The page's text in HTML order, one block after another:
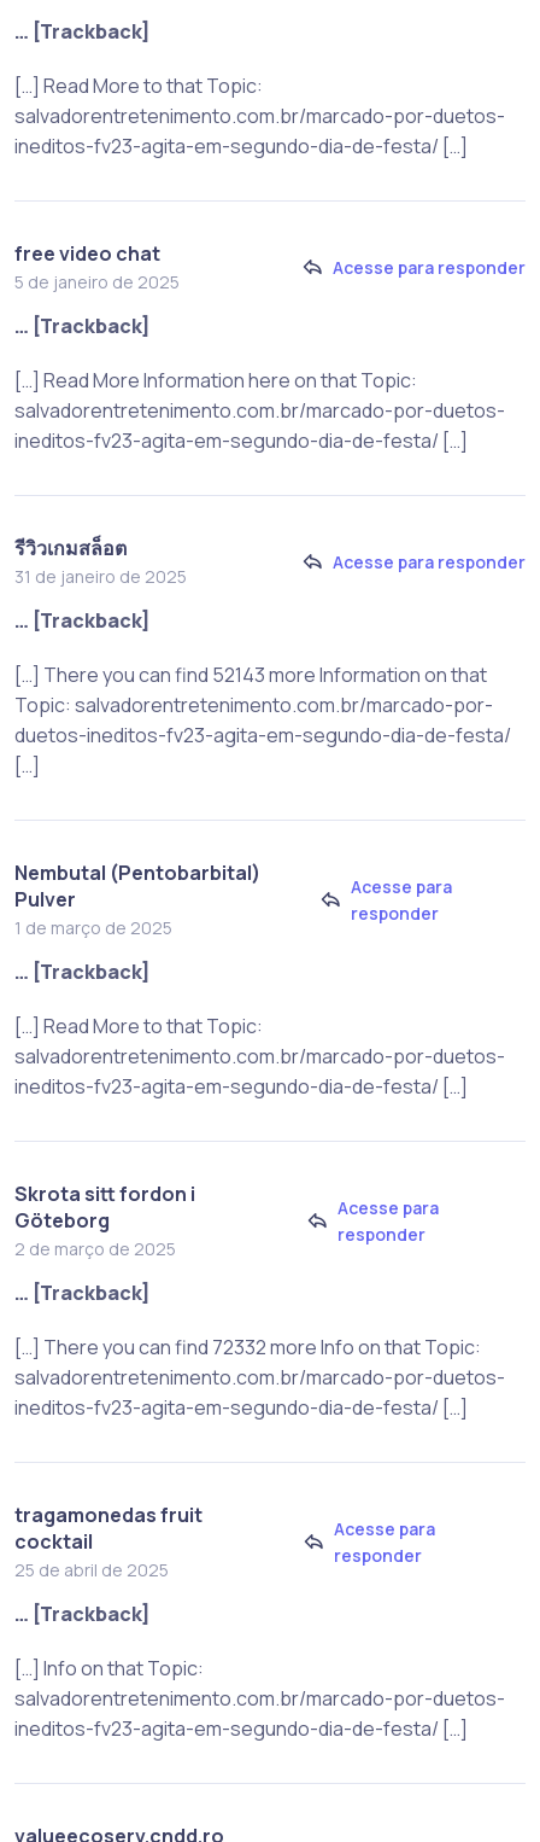
… [Trackback]
[…] Read More to that Topic:
salvadorentretenimento.com.br/marcado-por-duetos-
ineditos-fv23-agita-em-segundo-dia-de-festa/ […]
free video chat
5 de janeiro de 2025
Acesse para responder
… [Trackback]
[…] Read More Information here on that Topic:
salvadorentretenimento.com.br/marcado-por-duetos-
ineditos-fv23-agita-em-segundo-dia-de-festa/ […]
รีวิวเกมสล็อต
31 de janeiro de 2025
Acesse para responder
… [Trackback]
[…] There you can find 52143 more Information on that
Topic: salvadorentretenimento.com.br/marcado-por-
duetos-ineditos-fv23-agita-em-segundo-dia-de-festa/
[…]
Nembutal (Pentobarbital)
Pulver
1 de março de 2025
Acesse para
responder
… [Trackback]
[…] Read More to that Topic:
salvadorentretenimento.com.br/marcado-por-duetos-
ineditos-fv23-agita-em-segundo-dia-de-festa/ […]
Skrota sitt fordon i
Göteborg
2 de março de 2025
Acesse para
responder
… [Trackback]
[…] There you can find 72332 more Info on that Topic:
salvadorentretenimento.com.br/marcado-por-duetos-
ineditos-fv23-agita-em-segundo-dia-de-festa/ […]
tragamonedas fruit
cocktail
25 de abril de 2025
Acesse para
responder
… [Trackback]
[…] Info on that Topic:
salvadorentretenimento.com.br/marcado-por-duetos-
ineditos-fv23-agita-em-segundo-dia-de-festa/ […]
valueecoserv.cndd.ro